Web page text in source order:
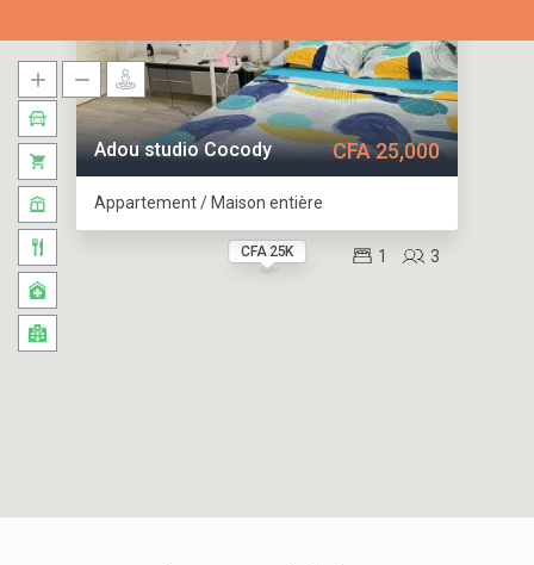
CFA 25K
Adou studio Cocody
Appartement / Maison entière
3
1
CFA 25,000